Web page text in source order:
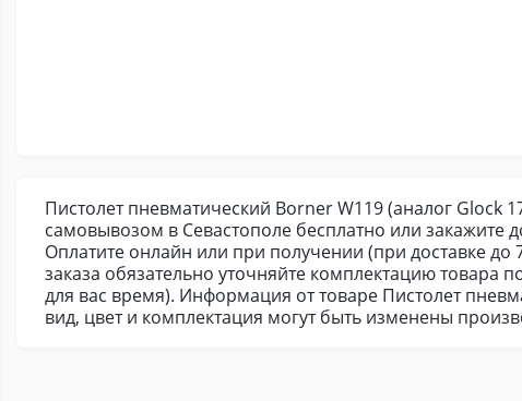
Пистолет пневматический Borner W119 (аналог Glock
самовывозом в Севастополе бесплатно или
Оплатите онлайн или при получении (при доставке до
заказа обязательно уточняйте комплектацию товара
для вас время). Информация от товаре Пистолет
вид, цвет и комплектация могут быть изменены